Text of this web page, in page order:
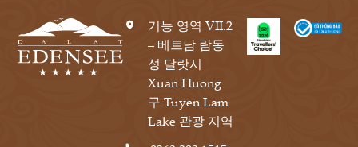
기능 영역 VII.2
– 베트남 람동
성 달랏시
Xuan Huong
구 Tuyen Lam
Lake 관광 지역